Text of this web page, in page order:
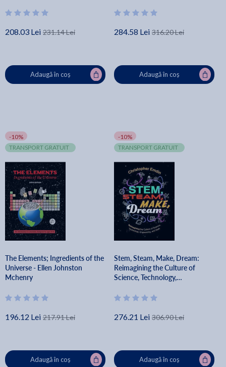
208.03 Lei 231.14 Lei
Adaugă în coș
284.58 Lei 316.20 Lei
Adaugă în coș
-10%
TRANSPORT GRATUIT
The Elements; Ingredients of the
Universe - Ellen Johnston
Mchenry
196.12 Lei 217.91 Lei
Adaugă în coș
-10%
TRANSPORT GRATUIT
Stem, Steam, Make, Dream:
Reimagining the Culture of
Science, Technology,
Christopher Emdin
276.21 Lei 306.90 Lei
Adaugă în coș